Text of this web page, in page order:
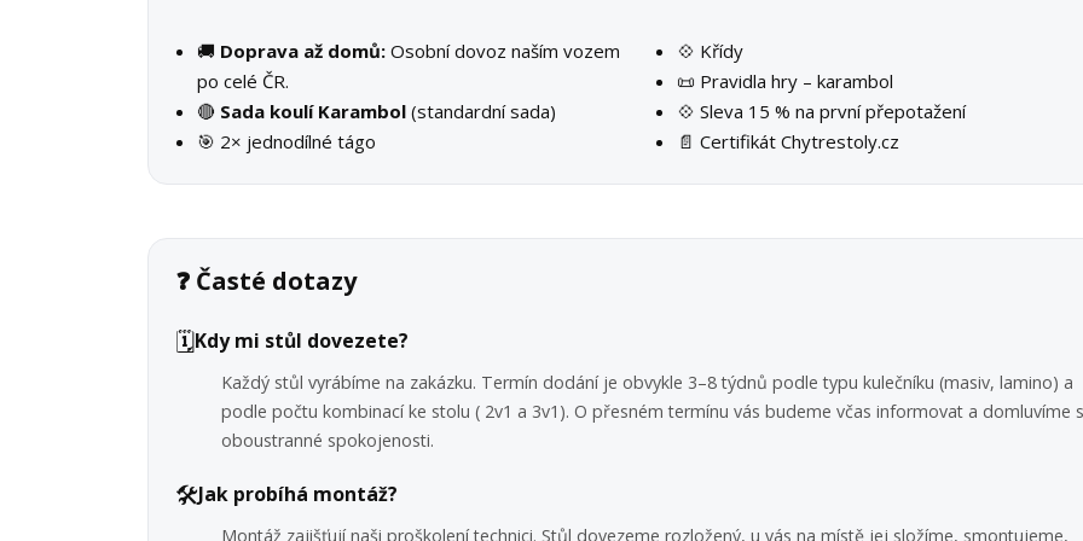
🚚 Doprava až domů: Osobní dovoz naším vozem
po celé ČR.
🔴 Sada koulí Karambol (standardní sada)
🎯 2× jednodílné tágo
💠 Křídy
📜 Pravidla hry – karambol
💠 Sleva 15 % na první přepotažení
📄 Certifikát Chytrestoly.cz
❓ Časté dotazy
🗓️Kdy mi stůl dovezete?
Každý stůl vyrábíme na zakázku. Termín dodání je obvykle 3–8 týdnů podle typu kulečníku (masiv, lamino) a
podle počtu kombinací ke stolu ( 2v1 a 3v1). O přesném termínu vás budeme včas informovat a domluvíme
oboustranné spokojenosti.
🛠️Jak probíhá montáž?
Montáž zajišťují naši proškolení technici. Stůl dovezeme rozložený, u vás na místě jej složíme, smontujeme,